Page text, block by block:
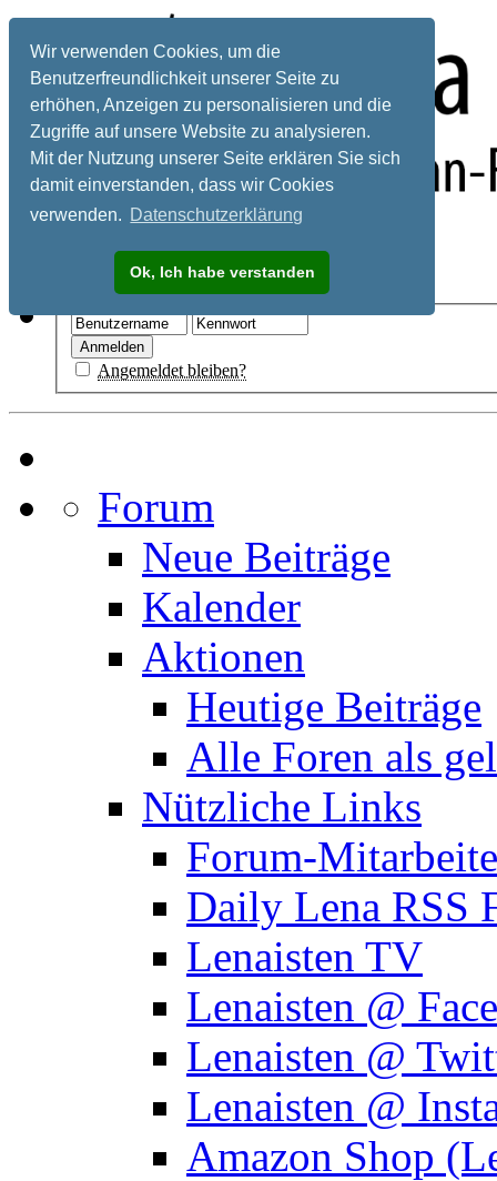
Wir verwenden Cookies, um die
Benutzerfreundlichkeit unserer Seite zu
erhöhen, Anzeigen zu personalisieren und die
Zugriffe auf unsere Website zu analysieren.
Mit der Nutzung unserer Seite erklären Sie sich
damit einverstanden, dass wir Cookies
verwenden. Datenschutzerklärung
Ok, Ich habe verstanden
Registrieren
Angemeldet bleiben?
Forum
Neue Beiträge
Kalender
Aktionen
Heutige Beiträge
Alle Foren als
Nützliche Links
Forum-
Daily Lena RSS
Lenaisten TV
Lenaisten @
Lenaisten @
Lenaisten @
Amazon Shop